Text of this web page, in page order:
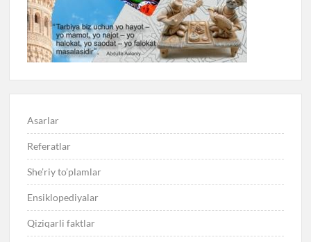
Asarlar
Referatlar
She’riy to’plamlar
Ensiklopediyalar
Qiziqarli faktlar